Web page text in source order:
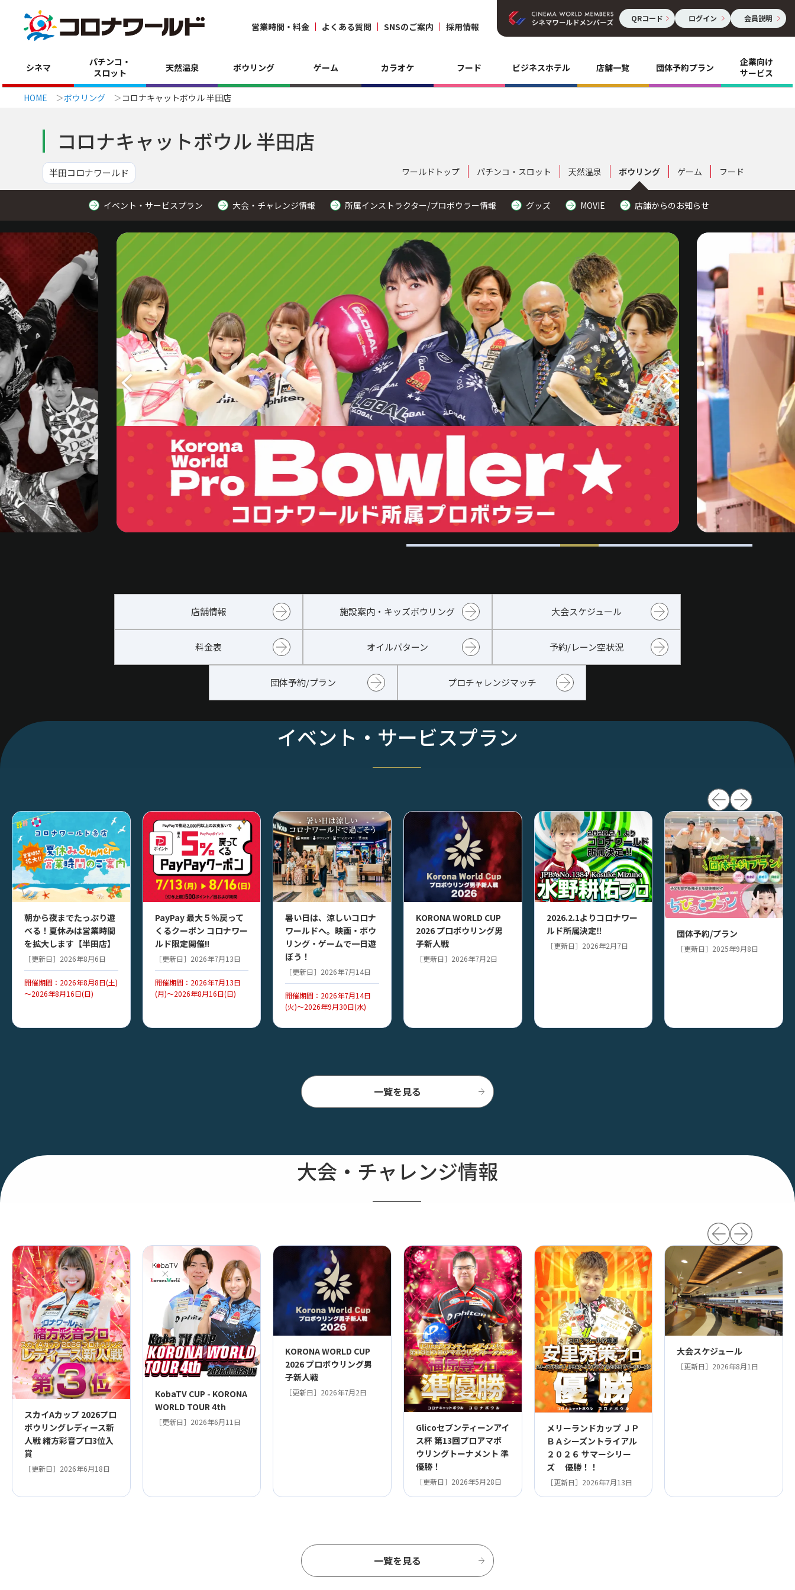
営業時間・料金 よくある質問 SNSのご案内 採用情報
QRコード ログイン 会員説明
シネマ
パチンコ・
スロット
天然温泉 ボウリング ゲーム カラオケ フード ビジネスホテル 店舗一覧 団体予約プラン
企業向け
サービス
HOME ボウリング コロナキャットボウル 半田店
コロナキャットボウル 半田店
半田コロナワールド ワールドトップ パチンコ・スロット 天然温泉 ボウリング ゲーム フード
イベント・サービスプラン 大会・チャレンジ情報 所属インストラクター/プロボウラー情報 グッズ MOVIE 店舗からのお知らせ
店舗情報 施設案内・キッズボウリング 大会スケジュール
料金表 オイルパターン 予約/レーン空状況
団体予約/プラン プロチャレンジマッチ
イベント・サービスプラン
朝から夜までたっぷり遊
べる！夏休みは営業時間
を拡大します【半田店】
［更新日］2026年8月6日
開催期間：2026年8月8日(土)
～2026年8月16日(日)
PayPay 最大５％戻って
くるクーポン コロナワー
ルド限定開催!!
［更新日］2026年7月13日
開催期間：2026年7月13日
(月)～2026年8月16日(日)
暑い日は、涼しいコロナ
ワールドへ。映画・ボウ
リング・ゲームで一日遊
ぼう！
［更新日］2026年7月14日
開催期間：2026年7月14日
(火)～2026年9月30日(水)
KORONA WORLD CUP
2026 プロボウリング男
子新人戦
［更新日］2026年7月2日
2026.2.1よりコロナワー
ルド所属決定‼
［更新日］2026年2月7日
団体予約/プラン
［更新日］2025年9月8日
一覧を見る
大会・チャレンジ情報
スカイAカップ 2026プロ
ボウリングレディース新
人戦 緒方彩音プロ3位入
賞
［更新日］2026年6月18日
KobaTV CUP - KORONA
WORLD TOUR 4th
［更新日］2026年6月11日
KORONA WORLD CUP
2026 プロボウリング男
子新人戦
［更新日］2026年7月2日
Glicoセブンティーンアイ
ス杯 第13回プロアマボ
ウリングトーナメント 準
優勝！
［更新日］2026年5月28日
メリーランドカップ ＪＰ
ＢＡシーズントライアル
２０２６ サマーシリー
ズ 優勝！！
［更新日］2026年7月13日
大会スケジュール
［更新日］2026年8月1日
一覧を見る